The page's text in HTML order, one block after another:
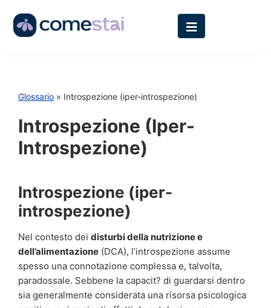
Glossario » Introspezione (iper-introspezione)
Introspezione (iper-
Introspezione)
Introspezione (iper-
introspezione)
Nel contesto dei disturbi della nutrizione e
dell’alimentazione (DCA), l’introspezione assume
spesso una connotazione complessa e, talvolta,
paradossale. Sebbene la capacit? di guardarsi dentro
sia generalmente considerata una risorsa psicologica